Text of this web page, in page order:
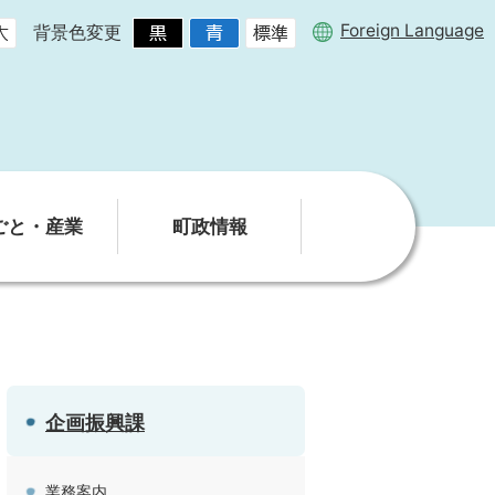
背景色変更 Foreign Language
と・産業 町政情報
企画振興課
業務案内